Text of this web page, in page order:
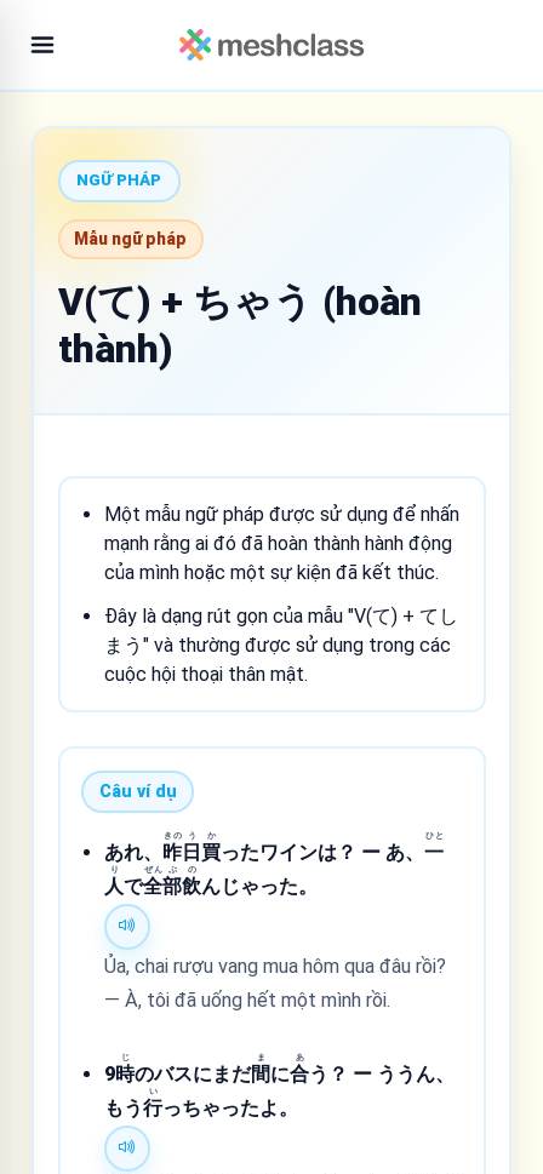
NGỮ PHÁP
Mẫu ngữ pháp
V(て) + ちゃう (hoàn
thành)
Một mẫu ngữ pháp được sử dụng để nhấn
mạnh rằng ai đó đã hoàn thành hành động
của mình hoặc một sự kiện đã kết thúc.
Đây là dạng rút gọn của mẫu "V(て) + てし
まう" và thường được sử dụng trong các
cuộc hội thoại thân mật.
Câu ví dụ
あれ、 昨
きの
日
う
買
か
ったワインは？ ー あ、一
ひと
人
り
で全
ぜん
部
ぶ
飲
の
んじゃった。
Ủa, chai rượu vang mua hôm qua đâu rồi?
— À, tôi đã uống hết một mình rồi.
9時
じ
のバスにまだ間
ま
に合
あ
う？ ー ううん、
もう行
い
っちゃったよ。